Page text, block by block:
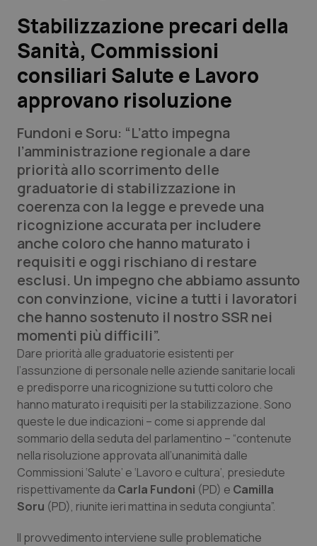
Lavoro e Professioni
Scienza e Farmaci
Studi e Analisi
Lettere al direttore
Edizioni Regionali
QS Pro
Professionisti Sanitari.AI
Abruzzo
Basilicata
Calabria
Campania
Emilia-Romagna
Friuli Venezia Giulia
Lazio
Liguria
QS Pro Gold
Artrite & artrosi
Asma & BPCO
Car-T
Colesterolo & coronaropatie
Dermatite Atopica
Diabete & glucometri
Disturbi dell’umore
QS Club Newsletter
Stabilizzazione precari della
Sanità, Commissioni
consiliari Salute e Lavoro
approvano risoluzione
Fundoni e Soru: “L’atto impegna
l’amministrazione regionale a dare
priorità allo scorrimento delle
graduatorie di stabilizzazione in
coerenza con la legge e prevede una
ricognizione accurata per includere
anche coloro che hanno maturato i
requisiti e oggi rischiano di restare
esclusi. Un impegno che abbiamo assunto
con convinzione, vicine a tutti i lavoratori
che hanno sostenuto il nostro SSR nei
momenti più difficili”.
Dare priorità alle graduatorie esistenti per
l’assunzione di personale nelle aziende sanitarie locali
e predisporre una ricognizione su tutti coloro che
hanno maturato i requisiti per la stabilizzazione. Sono
queste le due indicazioni – come si apprende dal
sommario della seduta del parlamentino – “contenute
nella risoluzione approvata all’unanimità dalle
Commissioni ‘Salute’ e ‘Lavoro e cultura’, presiedute
rispettivamente da Carla Fundoni (PD) e Camilla
Soru (PD), riunite ieri mattina in seduta congiunta”.
Il provvedimento interviene sulle problematiche